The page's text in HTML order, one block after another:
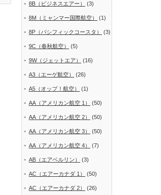
8B（ビジネスエアー） (3)
8M（ミャンマー国際航空） (1)
8P（パシフィックコースタ） (3)
9C（春秋航空） (5)
9W（ジェットエア） (16)
A3（エーゲ航空） (26)
A5（オップ！航空） (1)
AA（アメリカン航空 1） (50)
AA（アメリカン航空 2） (50)
AA（アメリカン航空 3） (50)
AA（アメリカン航空 4） (7)
AB（エアベルリン） (3)
AC（エアーカナダ 1） (50)
AC（エアーカナダ 2） (26)